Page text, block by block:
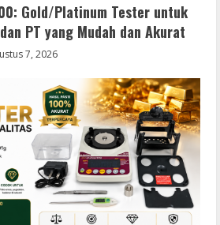
Gold/Platinum Tester untuk
PT yang Mudah dan Akurat
7, 2026